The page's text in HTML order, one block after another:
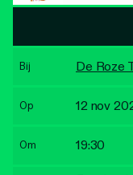
Bij De Roze
Op 12 nov
Om 19:30